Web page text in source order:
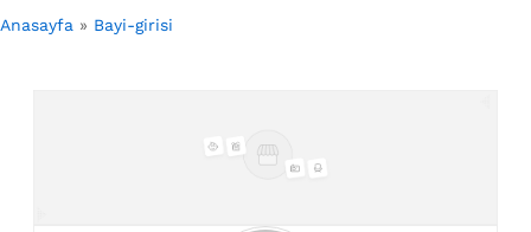
Anasayfa » Bayi-girisi